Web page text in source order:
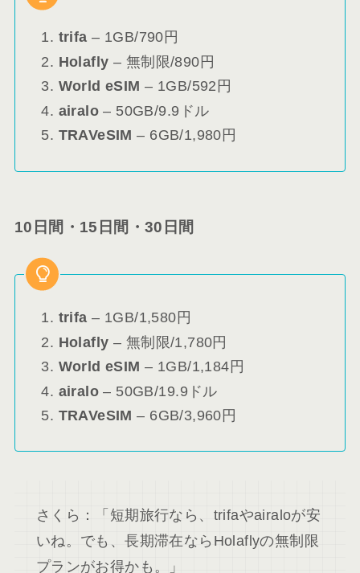
trifa – 1GB/790円
Holafly – 無制限/890円
World eSIM – 1GB/592円
airalo – 50GB/9.9ドル
TRAVeSIM – 6GB/1,980円
10日間・15日間・30日間
trifa – 1GB/1,580円
Holafly – 無制限/1,780円
World eSIM – 1GB/1,184円
airalo – 50GB/19.9ドル
TRAVeSIM – 6GB/3,960円
さくら：「短期旅行なら、trifaやairaloが安
いね。でも、長期滞在ならHolaflyの無制限
プランがお得かも。」